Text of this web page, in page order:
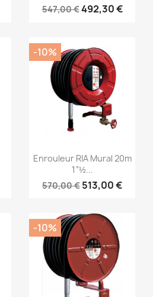
547,00 €492,30 €
Aperçu rapide
Enrouleur RIA Mural 20m
1“½...
570,00 € 513,00 €
-10%
-10%